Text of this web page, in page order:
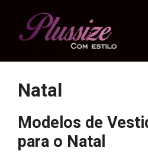
Natal
Modelos de
para o Natal